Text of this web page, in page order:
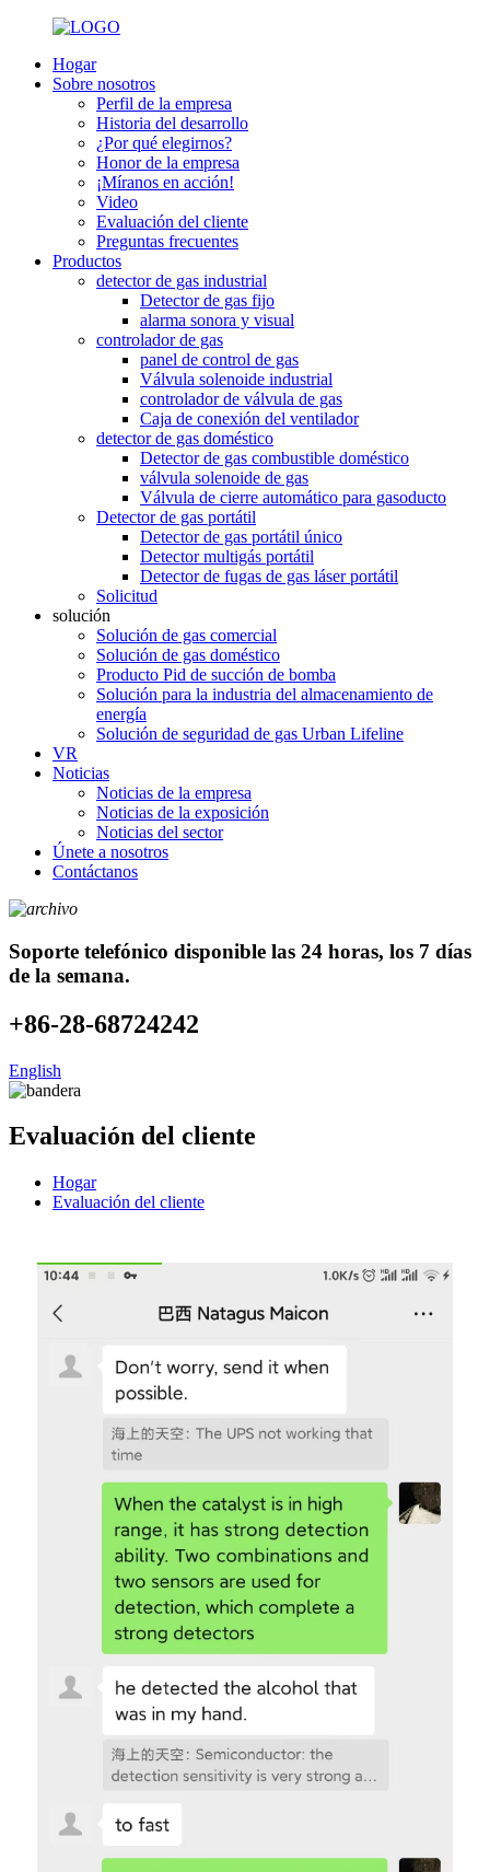
Hogar
Sobre nosotros
Perfil de la empresa
Historia del desarrollo
¿Por qué elegirnos?
Honor de la empresa
¡Míranos en acción!
Video
Evaluación del cliente
Preguntas frecuentes
Productos
detector de gas industrial
Detector de gas fijo
alarma sonora y visual
controlador de gas
panel de control de gas
Válvula solenoide industrial
controlador de válvula de gas
Caja de conexión del ventilador
detector de gas doméstico
Detector de gas combustible doméstico
válvula solenoide de gas
Válvula de cierre automático para gasoducto
Detector de gas portátil
Detector de gas portátil único
Detector multigás portátil
Detector de fugas de gas láser portátil
Solicitud
solución
Solución de gas comercial
Solución de gas doméstico
Producto Pid de succión de bomba
Solución para la industria del almacenamiento de
energía
Solución de seguridad de gas Urban Lifeline
VR
Noticias
Noticias de la empresa
Noticias de la exposición
Noticias del sector
Únete a nosotros
Contáctanos
Soporte telefónico disponible las 24 horas, los 7 días
de la semana.
+86-28-68724242
English
Evaluación del cliente
Hogar
Evaluación del cliente